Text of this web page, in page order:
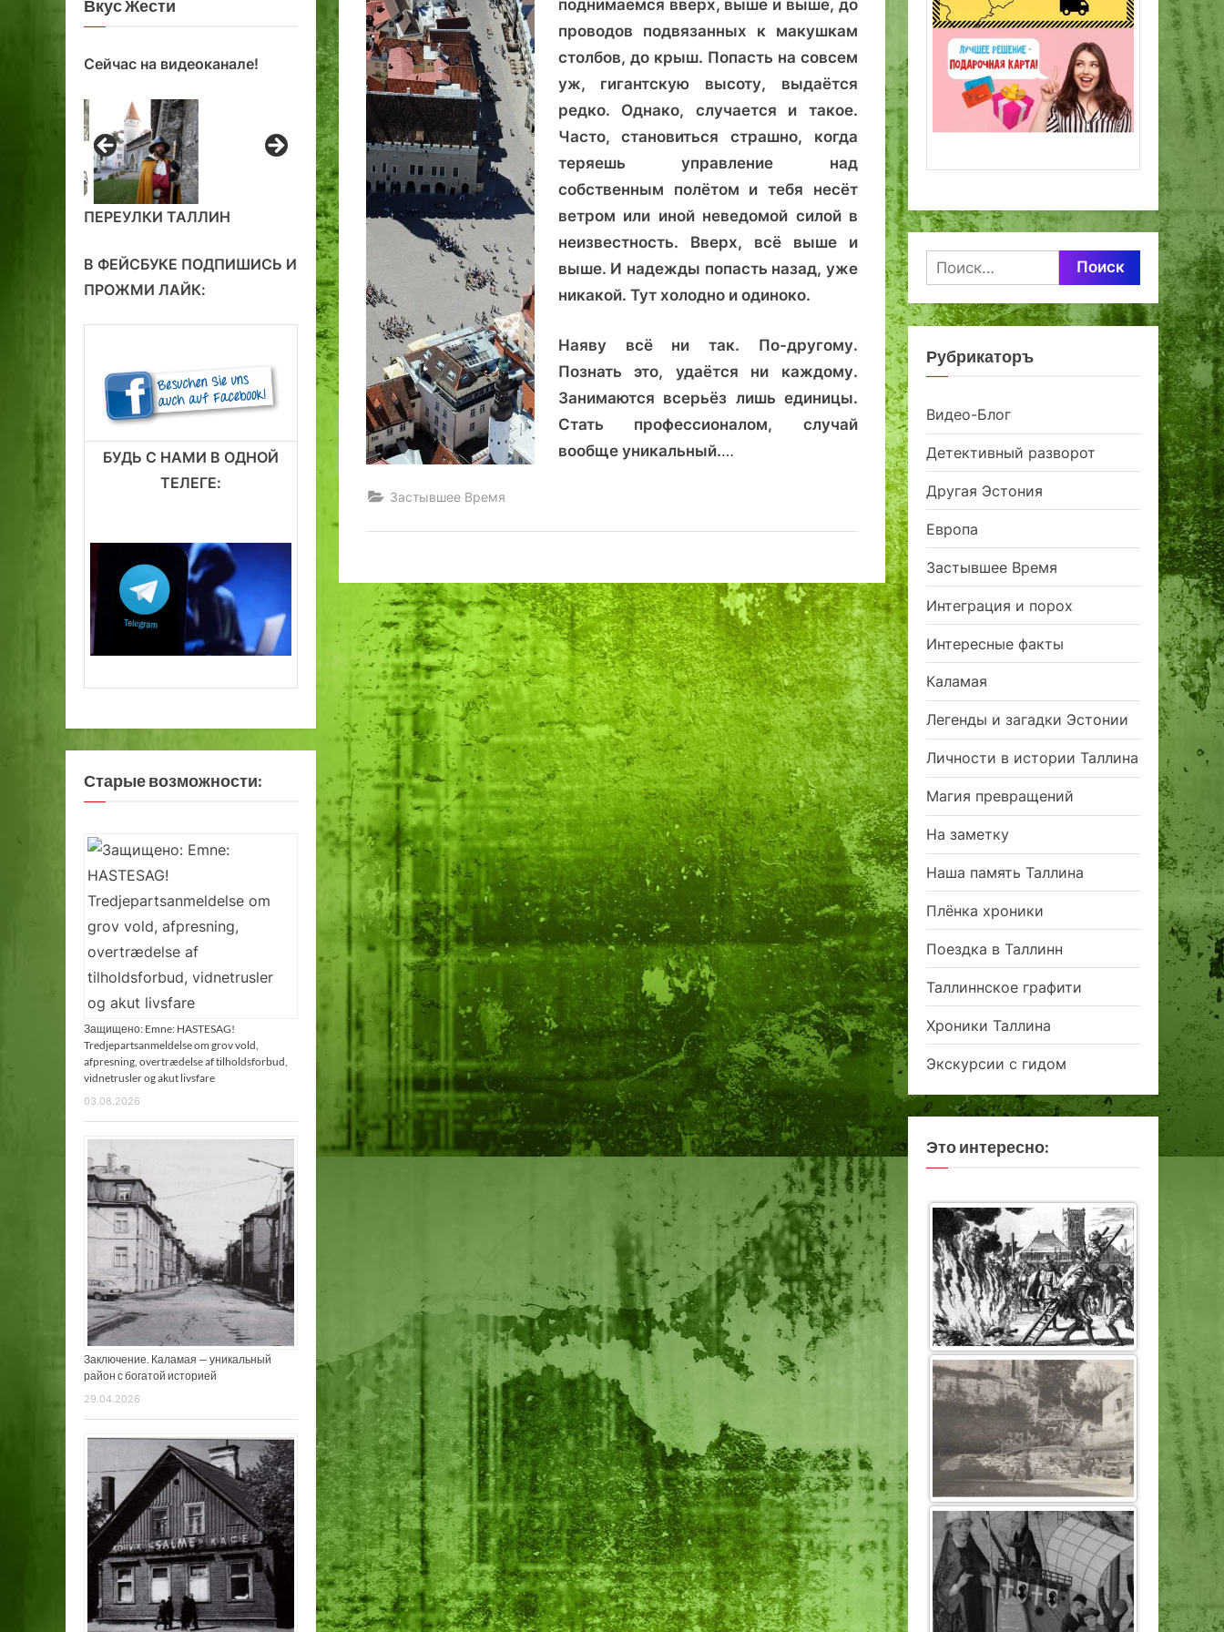
и
наяву.
Таллин
с
огромной
поднимаемся вверх, выше и выше, до
проводов подвязанных к макушкам
столбов, до крыш. Попасть на совсем
уж, гигантскую высоту, выдаётся
редко. Однако, случается и такое.
Часто, становиться страшно, когда
теряешь управление над
собственным полётом и тебя несёт
ветром или иной неведомой силой в
неизвестность. Вверх, всё выше и
выше. И надежды попасть назад, уже
никакой. Тут холодно и одиноко.
Наяву всё ни так. По-другому.
Познать это, удаётся ни каждому.
Занимаются всерьёз лишь единицы.
Стать профессионалом, случай
вообще уникальный.…
Застывшее Время
Вкус Жести
Сейчас на видеоканале!
ПЕРЕУЛКИ ТАЛЛИН
В ФЕЙСБУКЕ ПОДПИШИСЬ И
ПРОЖМИ ЛАЙК:
БУДЬ С НАМИ В ОДНОЙ
ТЕЛЕГЕ:
Старые возможности:
Защищено: Emne: HASTESAG!
Tredjepartsanmeldelse om grov vold,
afpresning, overtrædelse af tilholdsforbud,
vidnetrusler og akut livsfare
03.08.2026
Заключение. Каламая — уникальный
район с богатой историей
29.04.2026
Найти:
Рубрикаторъ
Видео-Блог
Детективный разворот
Другая Эстония
Европа
Застывшее Время
Интеграция и порох
Интересные факты
Каламая
Легенды и загадки Эстонии
Личности в истории Таллина
Магия превращений
На заметку
Наша память Таллина
Плёнка хроники
Поездка в Таллинн
Таллиннское графити
Хроники Таллина
Экскурсии с гидом
Это интересно: